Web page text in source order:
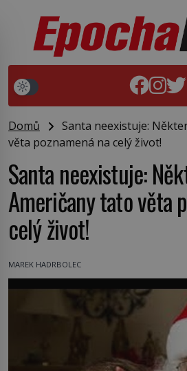
Domů
Santa neexistuje:
věta poznamená na celý život!
Santa neexistuje:
Američany tato věta
celý život!
MAREK HADRBOLEC